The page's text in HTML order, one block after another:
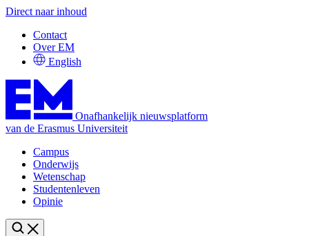
Direct naar inhoud
Contact
Over EM
English
Onafhankelijk nieuwsplatform
van de Erasmus Universiteit
Campus
Onderwijs
Wetenschap
Studentenleven
Opinie